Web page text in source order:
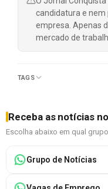
candidatura e
empresa. Apenas
mercado de
TAGS
Receba as notícias
Escolha abaixo em qual
Grupo de Notícias